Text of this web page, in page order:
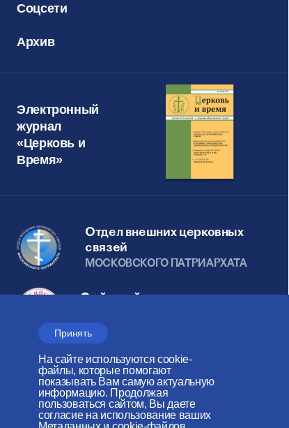
Принять
На сайте используются cookie-
файлы, которые помогают
показывать Вам самую актуальную
информацию. Продолжая
пользоваться сайтом, Вы даете
согласие на использование ваших
Соцсети
Архив
Электронный
журнал
«Церковь и
Время»
Отдел внешних церковных
связей
МОСКОВСКОГО ПАТРИАРХАТА
Сайт действует при
поддержке
Российского фонда мира
Веб-сайт создан при содействии
Фонда поддержки христианской
культуры и наследия